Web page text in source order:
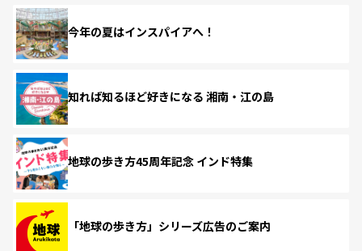
今年の夏はインスパイアへ！
知れば知るほど好きになる 湘南・江の島
地球の歩き方45周年記念 インド特集
「地球の歩き方」シリーズ広告のご案内